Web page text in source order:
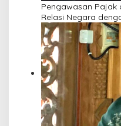
Pengawasan Pajak
Relasi Negara